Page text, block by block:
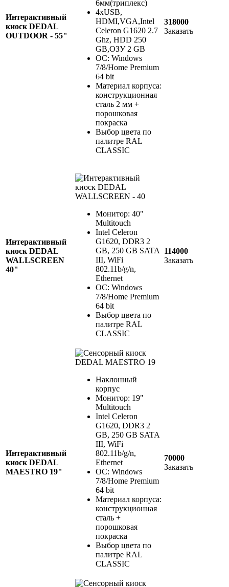
Интерактивный
киоск DEDAL
OUTDOOR - 55"
6мм(триплекс)
4xUSB,
HDMI,VGA,Intel
Celeron G1620 2.7
Ghz, HDD 250
GB,ОЗУ 2 GB
ОС: Windows
7/8/Home Premium
64 bit
Материал корпуса:
конcтрукционная
сталь 2 мм +
порошковая
покраска
Выбор цвета по
палитре RAL
CLASSIC
318000
Заказать
Интерактивный
киоск DEDAL
WALLSCREEN
40"
Монитор: 40"
Multitouch
Intel Celeron
G1620, DDR3 2
GB, 250 GB SATA
III, WiFi
802.11b/g/n,
Ethernet
ОС: Windows
7/8/Home Premium
64 bit
Выбор цвета по
палитре RAL
CLASSIC
114000
Заказать
Интерактивный
киоск DEDAL
MAESTRO 19"
Наклонный
корпус
Монитор: 19"
Multitouch
Intel Celeron
G1620, DDR3 2
GB, 250 GB SATA
III, WiFi
802.11b/g/n,
Ethernet
ОС: Windows
7/8/Home Premium
64 bit
Материал корпуса:
конструкционная
сталь +
порошковая
покраска
Выбор цвета по
палитре RAL
CLASSIC
70000
Заказать